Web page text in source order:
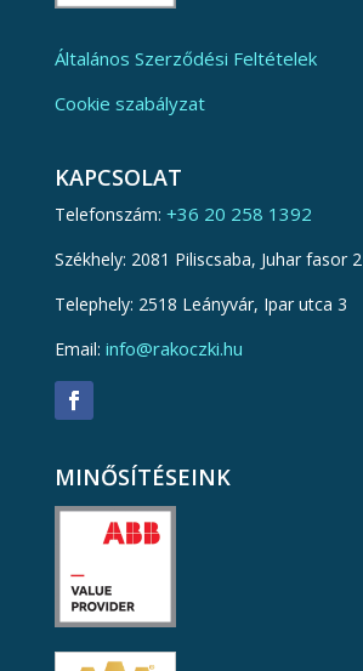
Általános Szerződési Feltételek
Cookie szabályzat
KAPCSOLAT
Telefonszám: +36 20 258 1392
Székhely: 2081 Piliscsaba, Juhar fasor 2
Telephely: 2518 Leányvár, Ipar utca 3
Email: info@rakoczki.hu
MINŐSÍTÉSEINK